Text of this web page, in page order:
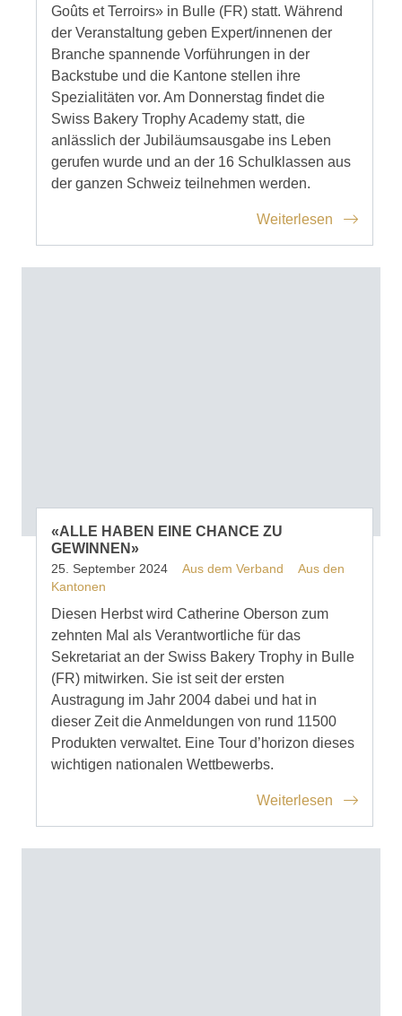
Goûts et Terroirs» in Bulle (FR) statt. Während
der Veranstaltung geben Expert/innenen der
Branche spannende Vorführungen in der
Backstube und die Kantone stellen ihre
Spezialitäten vor. Am Donnerstag findet die
Swiss Bakery Trophy Academy statt, die
anlässlich der Jubiläumsausgabe ins Leben
gerufen wurde und an der 16 Schulklassen aus
der ganzen Schweiz teilnehmen werden.
Weiterlesen
«ALLE HABEN EINE CHANCE ZU
GEWINNEN»
25. September 2024 Aus dem Verband
Aus den
Kantonen
Diesen Herbst wird Catherine Oberson zum
zehnten Mal als Verantwortliche für das
Sekretariat an der Swiss Bakery Trophy in Bulle
(FR) mitwirken. Sie ist seit der ersten
Austragung im Jahr 2004 dabei und hat in
dieser Zeit die Anmeldungen von rund 11500
Produkten verwaltet. Eine Tour d’horizon dieses
wichtigen nationalen Wettbewerbs.
Weiterlesen